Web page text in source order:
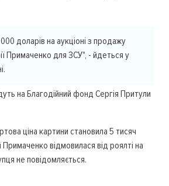
доларів на аукціоні з продажу
Примаченко для ЗСУ", - йдеться у
на Благодійний фонд Сергія Притули
ціна картини становила 5 тисяч
відмовилася від роялті на
не повідомляється.